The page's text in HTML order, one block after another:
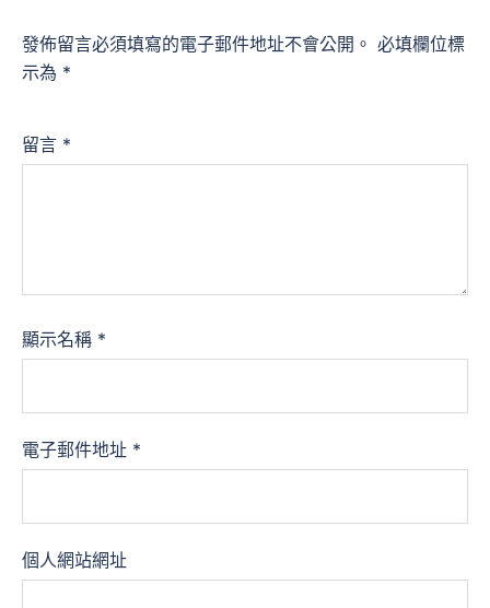
發佈留言必須填寫的電子郵件地址不會公開。 必填欄位標
示為 *
留言 *
顯示名稱 *
電子郵件地址 *
個人網站網址